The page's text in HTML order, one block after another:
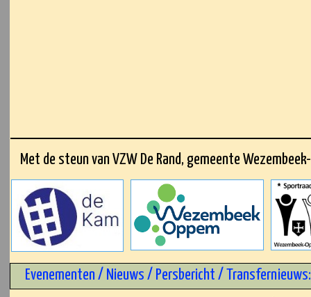
Evenementen / Nieuws / Persbericht / Transfernieuws:
Met de steun van VZW De Rand, gemeente